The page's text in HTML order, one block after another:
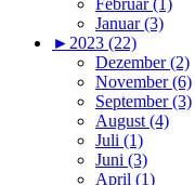
Februar (1)
Januar (3)
► 2023 (22)
Dezember (2)
November (6)
September (3)
August (4)
Juli (1)
Juni (3)
April (1)